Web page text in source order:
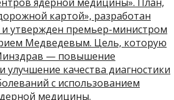
картой», разработан
утвержден премьер-министром
Медведевым. Цель, которую
— повышение
улучшение качества диагностики
с использованием
медицины.